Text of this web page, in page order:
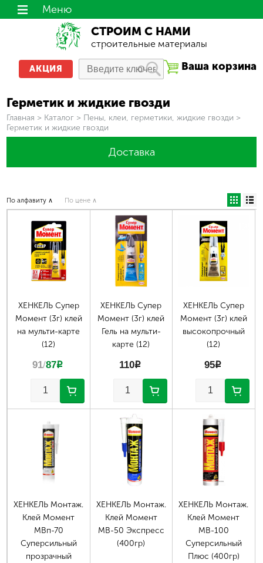
СТРОИМ С НАМИ
строительные материалы
Ваша корзина
АКЦИЯ
Меню
Герметик и жидкие гвозди
Вы здесь
Главная > Каталог > Пены, клеи, герметики, жидкие гвозди >
Герметик и жидкие гвозди
Доставка
По алфавиту ∧ По цене ∧
ХЕНКЕЛЬ Супер
Момент (3г) клей
на мульти-карте
(12)
91/87p
ХЕНКЕЛЬ Супер
Момент (3г) клей
Гель на мульти-
карте (12)
110p
ХЕНКЕЛЬ Супер
Момент (3г) клей
высокопрочный
(12)
95p
ХЕНКЕЛЬ Монтаж.
Клей Момент
МВп-70
Суперсильный
прозрачный
ХЕНКЕЛЬ Монтаж.
Клей Момент
МВ-50 Экспресс
(400гр)
ХЕНКЕЛЬ Монтаж.
Клей Момент
МВ-100
Суперсильный
Плюс (400гр)